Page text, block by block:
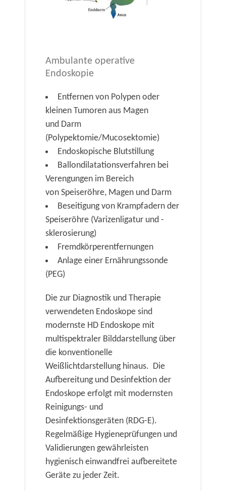
Ambulante operative
Endoskopie
Entfernen von Polypen oder
kleinen Tumoren aus Magen
und Darm
(Polypektomie/Mucosektomie)
Endoskopische Blutstillung
Ballondilatationsverfahren bei
Verengungen im Bereich
von Speiseröhre, Magen und Darm
Beseitigung von Krampfadern der
Speiseröhre (Varizenligatur und -
sklerosierung)
Fremdkörperentfernungen
Anlage einer Ernährungssonde
(PEG)
Die zur Diagnostik und Therapie
verwendeten Endoskope sind
modernste HD Endoskope mit
multispektraler Bilddarstellung über
die konventionelle
Weißlichtdarstellung hinaus. Die
Aufbereitung und Desinfektion der
Endoskope erfolgt mit modernsten
Reinigungs- und
Desinfektionsgeräten (RDG-E).
Regelmäßige Hygieneprüfungen und
Validierungen gewährleisten
hygienisch einwandfrei aufbereitete
Geräte zu jeder Zeit.